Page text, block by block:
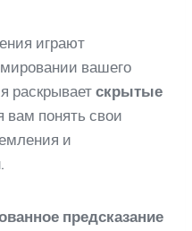
играют
вашего
раскрывает скрытые
вам понять свои
и
.
предсказание